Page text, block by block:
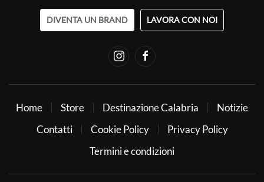
DIVENTA UN BRAND LAVORA CON NOI
Home Store Destinazione Calabria
Notizie
Contatti
Cookie Policy
Privacy Policy
Termini e condizioni